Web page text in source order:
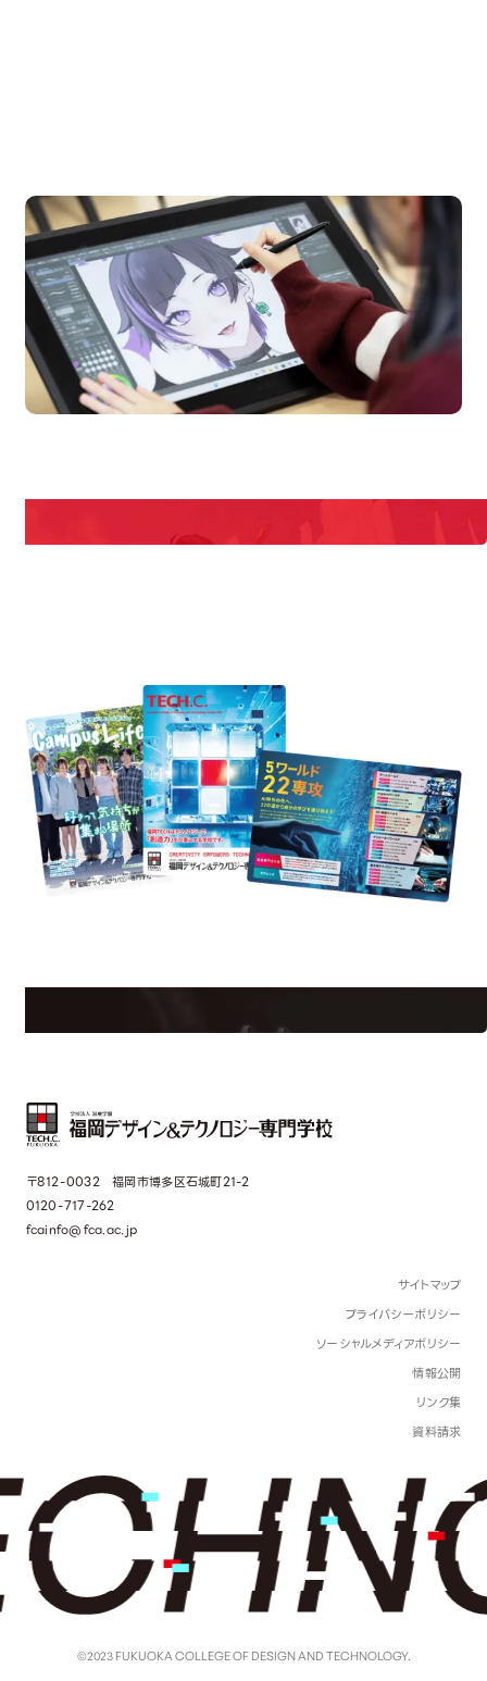
Campus
Information
〒812-0032 福岡市博多区石城町21-2
0120-717-262
fcainfo@fca.ac.jp
サイトマップ
プライバシーポリシー
ソーシャルメディアポリシー
情報公開
リンク集
資料請求
©2023 FUKUOKA COLLEGE OF DESIGN AND TECHNOLOGY.